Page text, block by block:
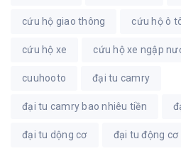
cứu hộ giao thông cứu hộ ô
cứu hộ xe cứu hộ xe ngập
cuuhooto đại tu camry
đại tu camry bao nhiêu tiền
đại tu dộng cơ đại tu động cơ